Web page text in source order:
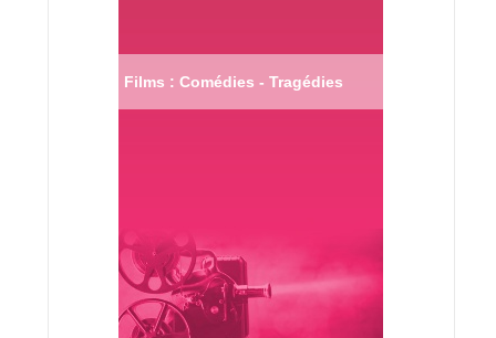
Films : Comédies - Tragédies